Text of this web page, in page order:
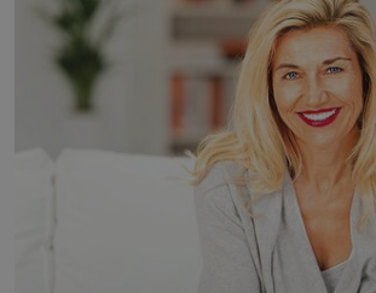
oblasti žádným nováčkem, protože